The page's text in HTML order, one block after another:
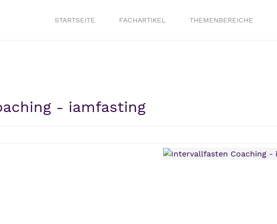
STARTSEITE FACHARTIKEL THEMENBEREICHE
- iamfasting